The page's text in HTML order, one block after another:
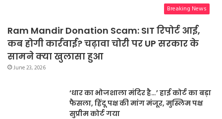
Breaking News
Ram Mandir Donation Scam: SIT रिपोर्ट आई,
कब होगी कार्रवाई? चढ़ावा चोरी पर UP सरकार के
सामने क्या खुलासा हुआ
June 23, 2026
‘धार का भोजशाला मंदिर है…’ हाई कोर्ट का बड़ा
फैसला, हिंदू पक्ष की मांग मंजूर, मुस्लिम पक्ष
सुप्रीम कोर्ट गया